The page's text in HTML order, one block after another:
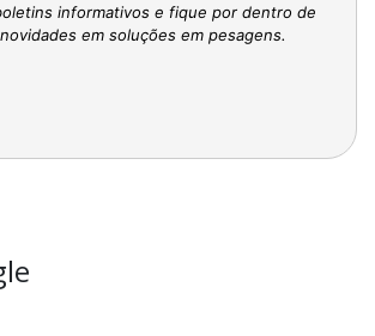
informativos e fique por dentro de
em soluções em pesagens.